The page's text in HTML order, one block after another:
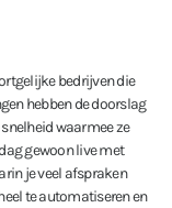
bedrijven die
hebben de doorslag
waarmee ze
gewoon live met
je veel afspraken
te automatiseren en